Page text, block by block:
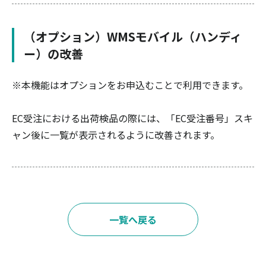
（オプション）WMSモバイル（ハンディ
ー）の改善
※本機能はオプションをお申込むことで利用できます。
EC受注における出荷検品の際には、「EC受注番号」スキ
ャン後に一覧が表示されるように改善されます。
一覧へ戻る